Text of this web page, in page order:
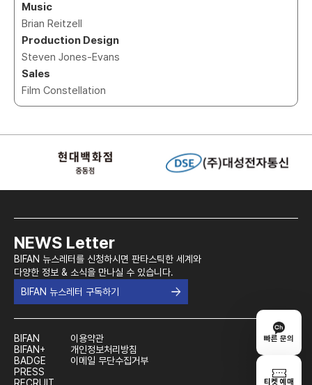
빠른 문의
티켓 예매
Music
Brian Reitzell
Production Design
Steven Jones-Evans
Sales
Film Constellation
NEWS Letter
BIFAN 뉴스레터를 신청하시면 판타스틱한 세계와
다양한 정보 & 소식을 만나실 수 있습니다.
BIFAN 뉴스레터 구독하기
BIFAN
BIFAN+
BADGE
PRESS
이용약관
개인정보처리방침
이메일 무단수집거부